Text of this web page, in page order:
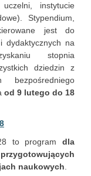
instytucie
Stypendium,
jest do
dydaktycznych na
stopnia
dziedzin z
bezpośredniego
od 9 lutego do 18
to program dla
naukowych.